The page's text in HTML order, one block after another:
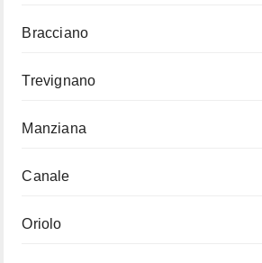
Bracciano
Trevignano
Manziana
Canale
Oriolo